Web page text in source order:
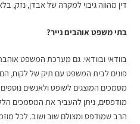
דין מהווה גיבוי למקרה של אבדן, נזק,
בתי משפט אוהבים נייר?
בוודאי ובוודאי. גם מערכת המשפט
פונים לבית המשפט עם תיק של לקוח,
מסמכים המוצגים לשופט ולאנשים
מודפסים, ניתן להעביר את המסמכים
הרב שמודפס ומצולם שוב ושוב. לכל